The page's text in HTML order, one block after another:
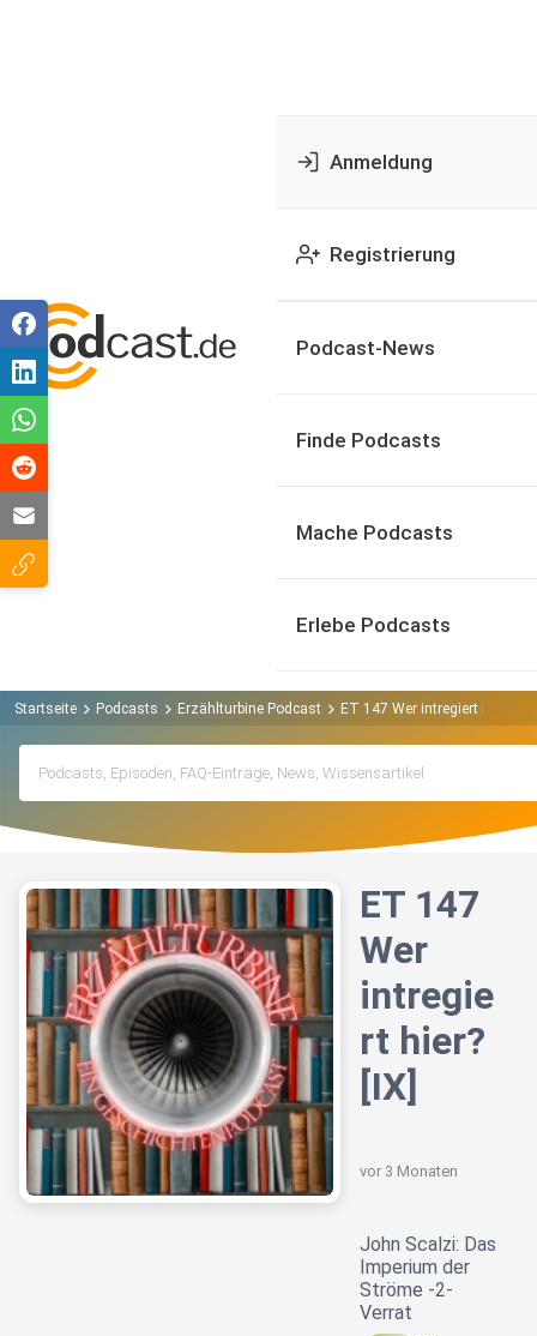
Anmeldung
Registrierung
Podcast-News
Finde Podcasts
Mache Podcasts
Erlebe Podcasts
Startseite Podcasts Erzählturbine Podcast ET 147 Wer intregiert hier? [IX]
ET 147
Wer
intregie
rt hier?
[IX]
vor 3 Monaten
John Scalzi: Das
Imperium der
Ströme -2-
Verrat